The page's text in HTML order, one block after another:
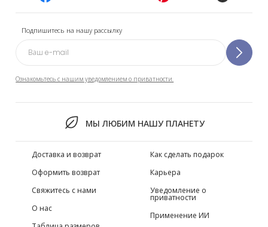
Подпишитесь на нашу рассылку
Ознакомьтесь с нашим уведомлением о приватности.
МЫ ЛЮБИМ НАШУ ПЛАНЕТУ
Доставка и возврат
Оформить возврат
Свяжитесь с нами
О нас
Как сделать подарок
Карьера
Уведомление о
приватности
Применение ИИ